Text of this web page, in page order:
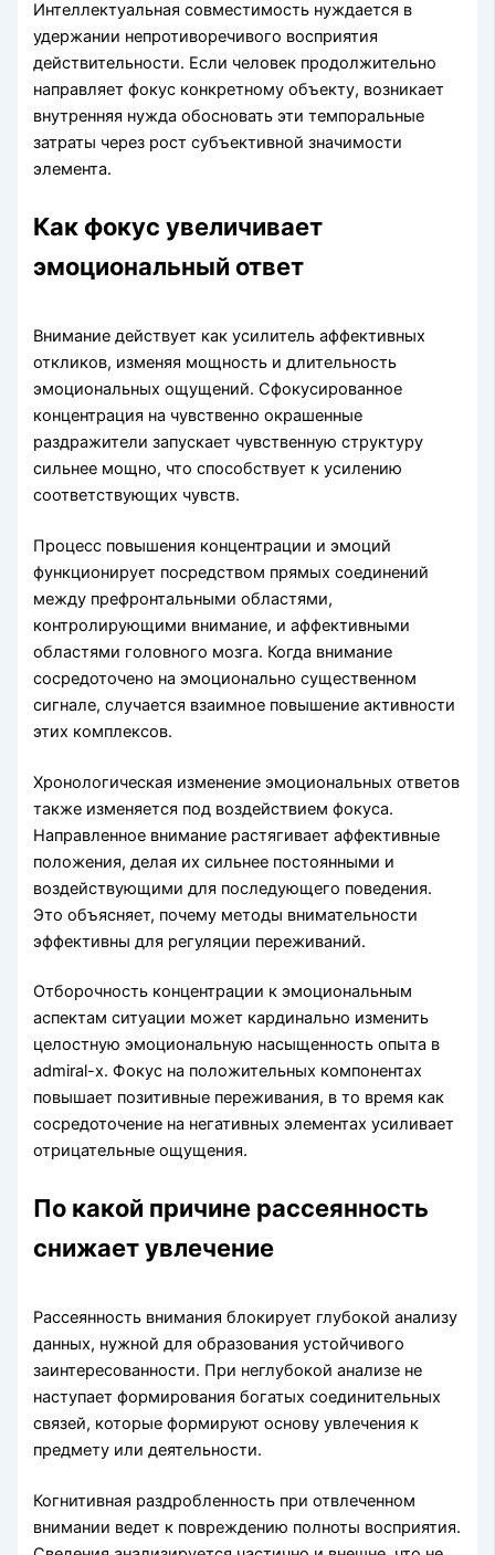
Интеллектуальная совместимость нуждается в
удержании непротиворечивого восприятия
действительности. Если человек продолжительно
направляет фокус конкретному объекту, возникает
внутренняя нужда обосновать эти темпоральные
затраты через рост субъективной значимости
элемента.
Как фокус увеличивает
эмоциональный ответ
Внимание действует как усилитель аффективных
откликов, изменяя мощность и длительность
эмоциональных ощущений. Сфокусированное
концентрация на чувственно окрашенные
раздражители запускает чувственную структуру
сильнее мощно, что способствует к усилению
соответствующих чувств.
Процесс повышения концентрации и эмоций
функционирует посредством прямых соединений
между префронтальными областями,
контролирующими внимание, и аффективными
областями головного мозга. Когда внимание
сосредоточено на эмоционально существенном
сигнале, случается взаимное повышение активности
этих комплексов.
Хронологическая изменение эмоциональных ответов
также изменяется под воздействием фокуса.
Направленное внимание растягивает аффективные
положения, делая их сильнее постоянными и
воздействующими для последующего поведения.
Это объясняет, почему методы внимательности
эффективны для регуляции переживаний.
Отборочность концентрации к эмоциональным
аспектам ситуации может кардинально изменить
целостную эмоциональную насыщенность опыта в
admiral-x. Фокус на положительных компонентах
повышает позитивные переживания, в то время как
сосредоточение на негативных элементах усиливает
отрицательные ощущения.
По какой причине рассеянность
снижает увлечение
Рассеянность внимания блокирует глубокой анализу
данных, нужной для образования устойчивого
заинтересованности. При неглубокой анализе не
наступает формирования богатых соединительных
связей, которые формируют основу увлечения к
предмету или деятельности.
Когнитивная раздробленность при отвлеченном
внимании ведет к повреждению полноты восприятия.